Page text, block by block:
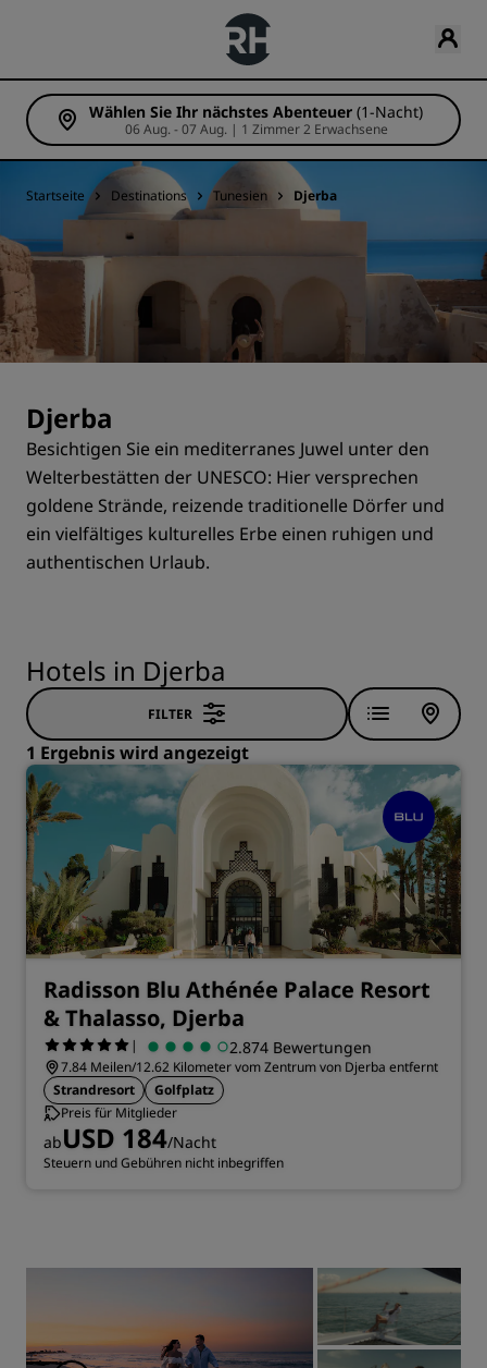
Wählen Sie Ihr nächstes Abenteuer (1-Nacht)
06 Aug. - 07 Aug. | 1 Zimmer 2 Erwachsene
Startseite Destinations Tunesien Djerba
Djerba
Besichtigen Sie ein mediterranes Juwel unter den
Welterbestätten der UNESCO: Hier versprechen
goldene Strände, reizende traditionelle Dörfer und
ein vielfältiges kulturelles Erbe einen ruhigen und
authentischen Urlaub.
Hotels in Djerba
FILTER
1 Ergebnis wird angezeigt
Radisson Blu Athénée Palace Resort
& Thalasso, Djerba
| 2.874 Bewertungen
7.84 Meilen/12.62 Kilometer vom Zentrum von Djerba entfernt
Strandresort
Golfplatz
Preis für Mitglieder
abUSD 184/Nacht
Steuern und Gebühren nicht inbegriffen